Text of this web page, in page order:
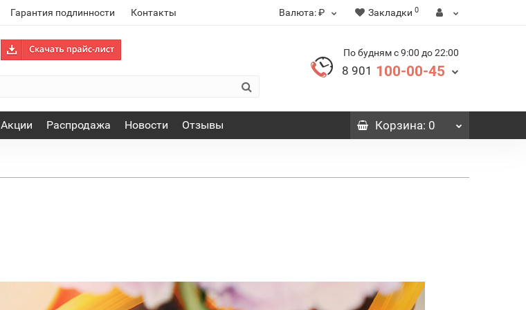
Гарантия подлинности Контакты Валюта:₽ Закладки 0
По будням с 9:00 до 22:00
8 901 100-00-45
Акции Распродажа Новости Отзывы Корзина: 0